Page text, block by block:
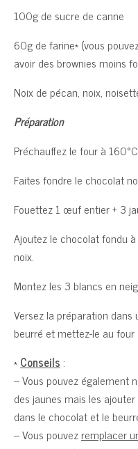
100g de sucre de canne
60g de farine* (vous
avoir des brownies moins
Noix de pécan, noix,
Préparation
Préchauffez le four à
Faites fondre le chocolat
Fouettez 1 œuf entier + 3
Ajoutez le chocolat fondu
noix.
Montez les 3 blancs en
Versez la préparation
beurré et mettez-le au
*Conseils :
– Vous pouvez également
des jaunes mais les
dans le chocolat et le
– Vous pouvezremplacer